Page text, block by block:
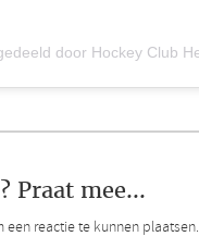
Praat mee...
een reactie te kunnen plaatsen.